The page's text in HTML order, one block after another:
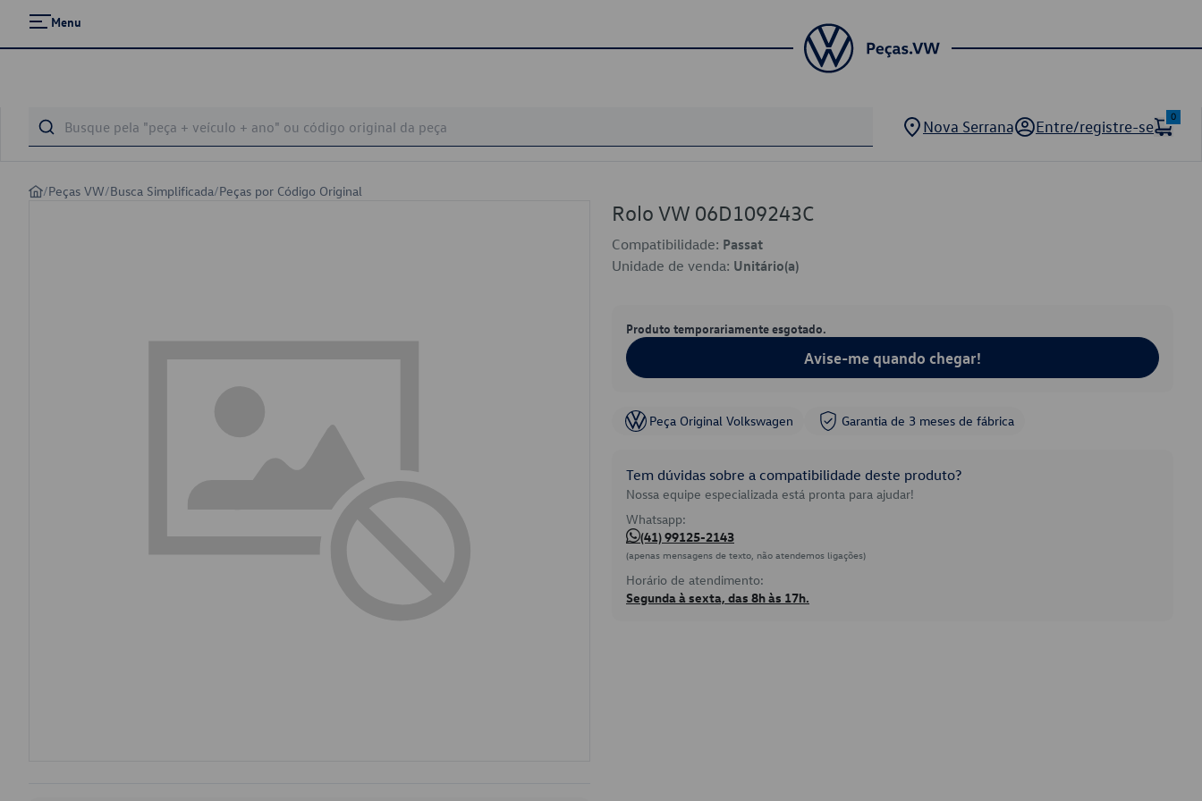
Menu
Nova Serrana Entre/registre-se
0
/Peças VW/Busca Simplificada/Peças por Código Original
Rolo VW 06D109243C
Compatibilidade: Passat
Unidade de venda: Unitário(a)
Produto temporariamente esgotado.
Avise-me quando chegar!
Peça Original Volkswagen Garantia de 3 meses de fábrica
Tem dúvidas sobre a compatibilidade deste produto?
Nossa equipe especializada está pronta para ajudar!
Whatsapp:
(41) 99125-2143
(apenas mensagens de texto, não atendemos ligações)
Horário de atendimento:
Segunda à sexta, das 8h às 17h.